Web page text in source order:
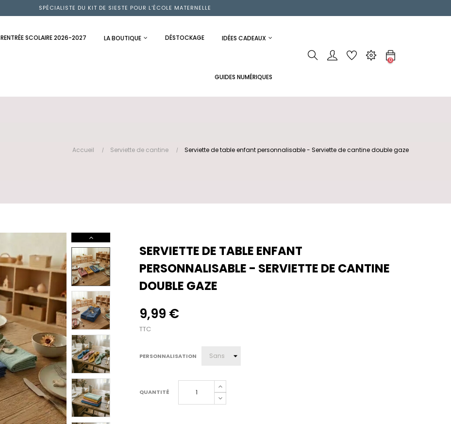
SPÉCIALISTE DU KIT DE SIESTE POUR L'ÉCOLE MATERNELLE
RENTRÉE SCOLAIRE 2026-2027 LA BOUTIQUE DÉSTOCKAGE IDÉES CADEAUX
GUIDES NUMÉRIQUES
0
Accueil Serviette de cantine Serviette de table enfant personnalisable - Serviette de cantine double gaze
SERVIETTE DE TABLE ENFANT
PERSONNALISABLE - SERVIETTE DE CANTINE
DOUBLE GAZE
9,99 €
TTC
PERSONNALISATION
QUANTITÉ